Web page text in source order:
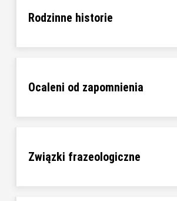
Rodzinne historie
Ocaleni od zapomnienia
Związki frazeologiczne